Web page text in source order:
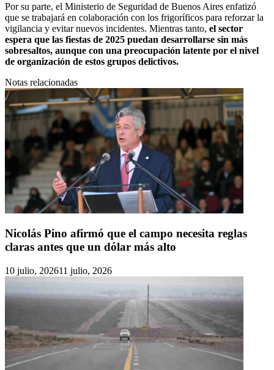
Por su parte, el Ministerio de Seguridad de Buenos Aires enfatizó
que se trabajará en colaboración con los frigoríficos para reforzar la
vigilancia y evitar nuevos incidentes. Mientras tanto, el sector
espera que las fiestas de 2025 puedan desarrollarse sin más
sobresaltos, aunque con una preocupación latente por el nivel
de organización de estos grupos delictivos.
Notas relacionadas
Nicolás Pino afirmó que el campo necesita reglas
claras antes que un dólar más alto
10 julio, 202611 julio, 2026